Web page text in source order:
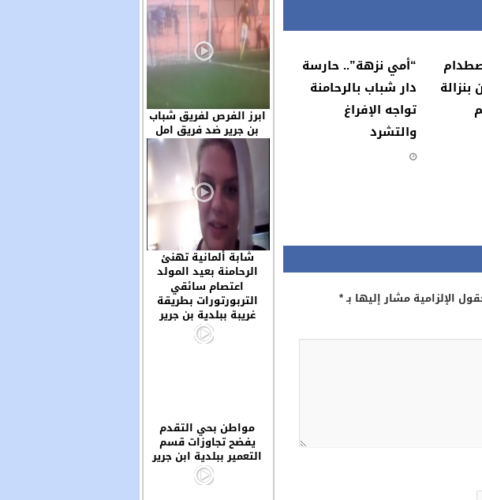
ابرز الفرص لفريق شباب
بن جرير ضد فريق امل
سوق السبت والحظ لعب
دورا مهما في خروج
الفريقين بنتيجة التعادل
السلبي
شابة ألمانية تهنئ
الرحامنة بعيد المولد
وتحيي سكان مدينة ابن
جرير ..
اعتصام سائقي
التربورتورات بطريقة
غريبة ببلدية بن جرير
مواطن بحي التقدم
يفضح تجاوزات قسم
التعمير ببلدية ابن جرير
بنزالة
“أمي نزهة”.. حارسة
دار شباب بالرحامنة
تواجه الإفراغ
والتشرد
الإلزامية مشار إليها بـ*